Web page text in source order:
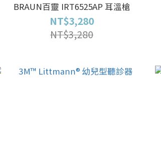
BRAUN百靈 IRT6525AP 耳溫槍
NT$3,280
NT$3,280